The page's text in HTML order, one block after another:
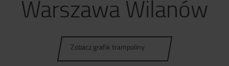
Warszawa Wilanów
Zobacz grafik trampoliny